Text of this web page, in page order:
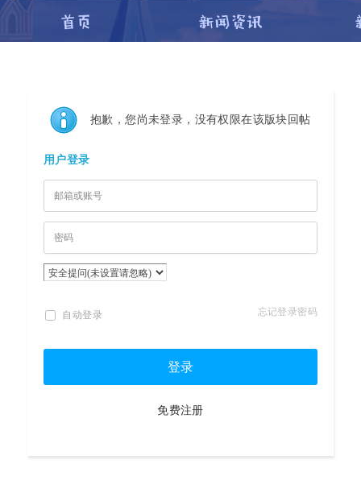
抱歉，您尚未登录，没有权限在该版块回帖
用户登录
自动登录 忘记登录密码
登录
免费注册